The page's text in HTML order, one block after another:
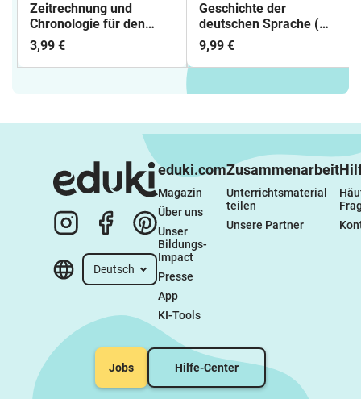
Zeitrechnung und
Chronologie für den
Anfangsunterricht
Geschichte
3,99 €
Geschichte der
deutschen Sprache (
Abriss für Schüler)
9,99 €
Deutsch
eduki.com
Magazin
Über uns
Unser
Bildungs-
Impact
Presse
App
KI-Tools
Zusammenarbeit
Unterrichtsmaterial
teilen
Unsere Partner
Jobs Hilfe-Center